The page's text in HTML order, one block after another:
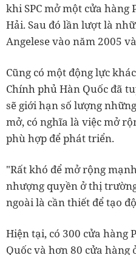
khi SPC mở một cửa hàng
Hải. Sau đó lần lượt là
Angelese vào năm 2005
Cũng có một động lực
Chính phủ Hàn Quốc đã
sẽ giới hạn số lượng
mở, có nghĩa là việc mở
phù hợp để phát triển.
"Rất khó để mở rộng
nhượng quyền ở thị
ngoài là cần thiết để tạo
Hiện tại, có 300 cửa hàng
Quốc và hơn 80 cửa hàng